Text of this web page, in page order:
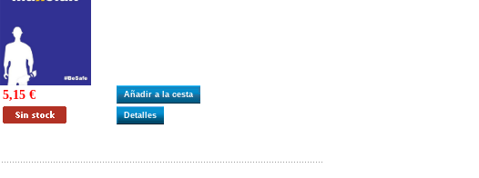
5,15 € Añadir a la cesta
Detalles